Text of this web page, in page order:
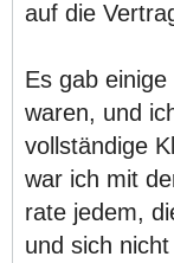
auf die
Es gab
waren, und
vollständige
war ich mit
rate jedem,
und sich